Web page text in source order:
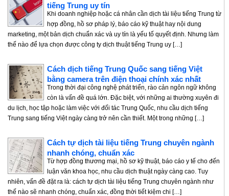
tiếng Trung uy tín
Khi doanh nghiệp hoặc cá nhân cần dịch tài liệu tiếng Trung từ
hợp đồng, hồ sơ pháp lý, báo cáo kỹ thuật hay nội dung
marketing, một bản dịch chuẩn xác và uy tín là yếu tố quyết định. Nhưng làm
thế nào để lựa chọn được công ty dịch thuật tiếng Trung uy […]
Cách dịch tiếng Trung Quốc sang tiếng Việt
bằng camera trên điện thoại chính xác nhất
Trong thời đại công nghệ phát triển, rào cản ngôn ngữ không
còn là vấn đề quá lớn. Đặc biệt, với những ai thường xuyên đi
du lịch, học tập hoặc làm việc với đối tác Trung Quốc, nhu cầu dịch tiếng
Trung sang tiếng Việt ngày càng trở nên cần thiết. Một trong những […]
Cách tự dịch tài liệu tiếng Trung chuyên ngành
nhanh chóng, chuẩn xác
Từ hợp đồng thương mại, hồ sơ kỹ thuật, báo cáo y tế cho đến
luận văn khoa học, nhu cầu dịch thuật ngày càng cao. Tuy
nhiên, vấn đề đặt ra là: cách tự dịch tài liệu tiếng Trung chuyên ngành như
thế nào sẽ nhanh chóng, chuẩn xác, đồng thời tiết kiệm chi […]